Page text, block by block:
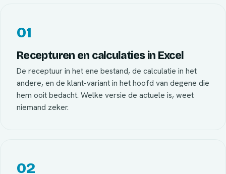
01
Recepturen en calculaties in Excel
De receptuur in het ene bestand, de calculatie in het
andere, en de klant-variant in het hoofd van degene die
hem ooit bedacht. Welke versie de actuele is, weet
niemand zeker.
02